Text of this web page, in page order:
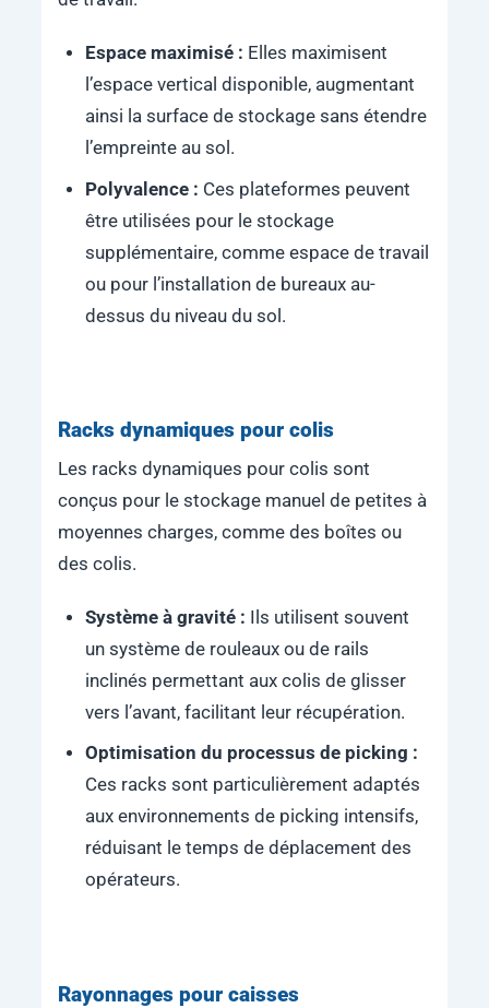
Espace maximisé : Elles maximisent
l’espace vertical disponible, augmentant
ainsi la surface de stockage sans étendre
l’empreinte au sol.
Polyvalence : Ces plateformes peuvent
être utilisées pour le stockage
supplémentaire, comme espace de travail
ou pour l’installation de bureaux au-
dessus du niveau du sol.
Racks dynamiques pour colis
Les racks dynamiques pour colis sont
conçus pour le stockage manuel de petites à
moyennes charges, comme des boîtes ou
des colis.
Système à gravité :
Ils utilisent souvent
un système de rouleaux ou de rails
inclinés permettant aux colis de glisser
vers l’avant, facilitant leur récupération.
Optimisation du processus de picking :
Ces racks sont particulièrement adaptés
aux environnements de picking intensifs,
réduisant le temps de déplacement des
opérateurs.
Rayonnages pour caisses